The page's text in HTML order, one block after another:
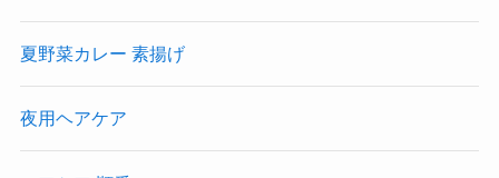
夏野菜カレー 素揚げ
夜用ヘアケア